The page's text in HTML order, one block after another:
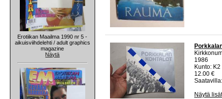
Erotiikan Maailma 1990 nr 5 -
aikuisviihdelehti / adult graphics
magazine
Näytä
1986
Kunto:
12.00 €
Näytä